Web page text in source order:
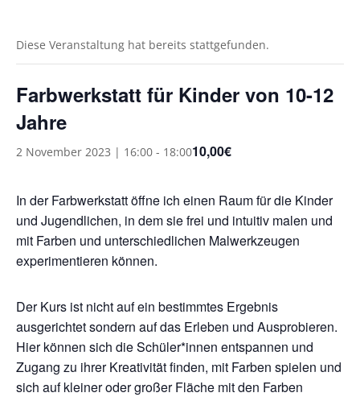
Diese Veranstaltung hat bereits stattgefunden.
Farbwerkstatt für Kinder von 10-12
Jahre
2 November 2023 | 16:00 - 18:0010,00€
In der Farbwerkstatt öffne ich einen Raum für die Kinder
und Jugendlichen, in dem sie frei und intuitiv malen und
mit Farben und unterschiedlichen Malwerkzeugen
experimentieren können.
Der Kurs ist nicht auf ein bestimmtes Ergebnis
ausgerichtet sondern auf das Erleben und Ausprobieren.
Hier können sich die Schüler*innen entspannen und
Zugang zu ihrer Kreativität finden, mit Farben spielen und
sich auf kleiner oder großer Fläche mit den Farben